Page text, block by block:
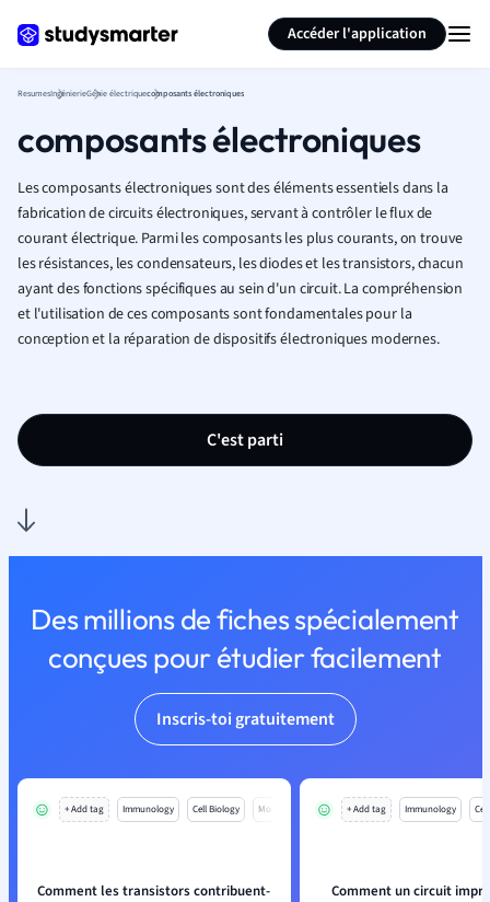
Accéder l'application
ResumesIngénierieGénie électriquecomposants électroniques
composants électroniques
Les composants électroniques sont des éléments essentiels dans la
fabrication de circuits électroniques, servant à contrôler le flux de
courant électrique. Parmi les composants les plus courants, on trouve
les résistances, les condensateurs, les diodes et les transistors, chacun
ayant des fonctions spécifiques au sein d'un circuit. La compréhension
et l'utilisation de ces composants sont fondamentales pour la
conception et la réparation de dispositifs électroniques modernes.
C'est parti
Des millions de fiches spécialement
conçues pour étudier facilement
Inscris-toi gratuitement
+ Add tag Immunology Cell Biology Mo
Comment les transistors contribuent-
+ Add tag Immunology
Comment un circuit
Résumer la page